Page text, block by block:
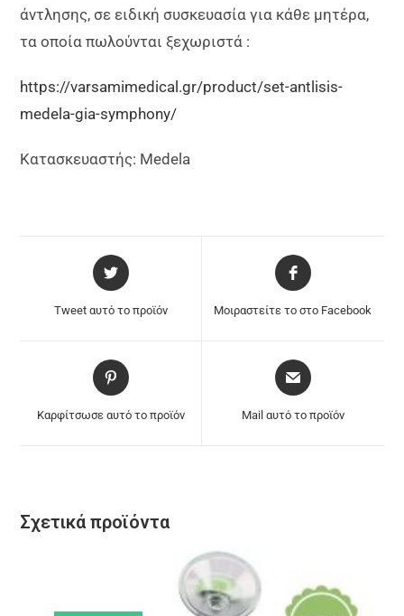
άντλησης, σε ειδική συσκευασία για κάθε μητέρα,
τα οποία πωλούνται ξεχωριστά :
https://varsamimedical.gr/product/set-antlisis-
medela-gia-symphony/
Κατασκευαστής: Medela
Tweet αυτό το προϊόν Μοιραστείτε το στο Facebook
Καρφίτσωσε αυτό το προϊόν Mail αυτό το προϊόν
Σχετικά προϊόντα